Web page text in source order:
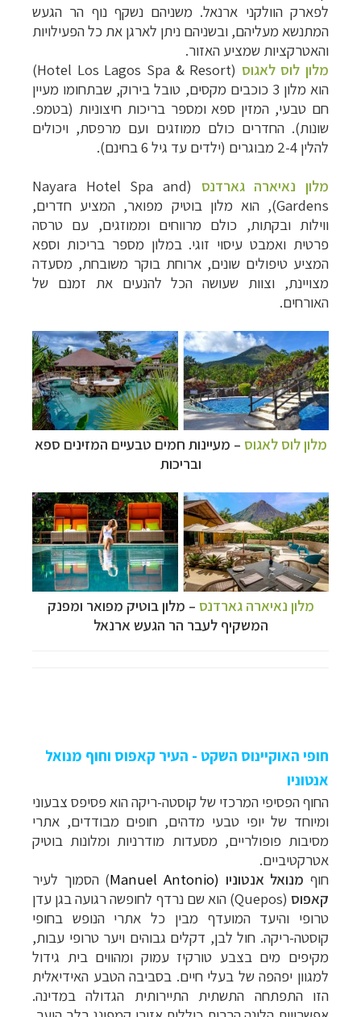
לפארק הוולקני ארנאל. משניהם נשקף נוף הר הגעש
המתנשא מעליהם, ובשניהם ניתן לארגן את כל הפעילויות
והאטרקציות שמציע האזור.
מלון לוס לאגוס (
Hotel Los Lagos Spa & Resort
)
הוא מלון 3 כוכבים מקסים, טובל בירוק, שבתחומו מעיין
חם טבעי, המזין ספא ומספר בריכות חיצוניות (בטמפ.
שונות). החדרים כולם ממוזגים ועם מרפסת, ויכולים
להלין 2-4 מבוגרים (ילדים עד גיל 6 בחינם).
מלון נאיארה גארדנס (
Nayara Hotel Spa and
Gardens), הוא מלון בוטיק מפואר, המציע חדרים,
ווילות ובקתות, כולם מרווחים וממוזגים, עם טרסה
פרטית ואמבט עיסוי זוגי. במלון מספר בריכות וספא
המציע טיפולים שונים, ארוחת בוקר משובחת, מסעדה
מצויינת, וצוות שעושה הכל להנעים את זמנם של
האורחים.
מלון לוס לאגוס – מעיינות חמים טבעיים המזינים ספא
ובריכות
מלון נאיארה גארדנס – מלון בוטיק מפואר ומפנק
המשקיף לעבר הר הגעש ארנאל
חופי האוקיינוס השקט - העיר קאפוס וחוף מנואל
אנטוניו
החוף הפסיפי המרכזי של קוסטה-ריקה הוא פסיפס צבעוני
ומיוחד של יופי טבעי מדהים, חופים מבודדים, אתרי
מסיבות פופולריים, מסעדות מודרניות ומלונות בוטיק
אטרקטיביים.
חוף מנואל אנטוניו (Manuel Antonio) הסמוך לעיר
קאפוס (Quepos) הוא שם נרדף לחופשה רגועה בגן עדן
טרופי והיעד המועדף מבין כל אתרי הנופש בחופי
קוסטה-ריקה. חול לבן, דקלים גבוהים ויער טרופי עבות,
מקיפים מים בצבע טורקיז עמוק ומהווים בית גידול
למגוון יפהפה של בעלי חיים. בסביבה הטבע האידיאלית
הזו התפתחה התשתית התיירותית הגדולה במדינה.